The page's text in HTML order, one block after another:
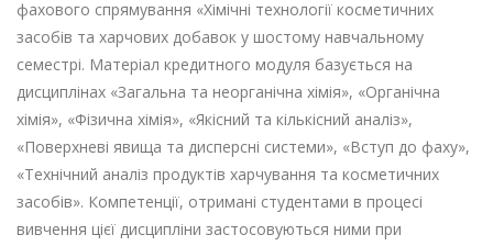
фахового спрямування «Хімічні технології косметичних
засобів та харчових добавок у шостому навчальному
семестрі. Матеріал кредитного модуля базується на
дисциплінах «Загальна та неорганічна хімія», «Органічна
хімія», «Фізична хімія», «Якісний та кількісний аналіз»,
«Поверхневі явища та дисперсні системи», «Вступ до фаху»,
«Технічний аналіз продуктів харчування та косметичних
засобів». Компетенції, отримані студентами в процесі
вивчення цієї дисципліни застосовуються ними при